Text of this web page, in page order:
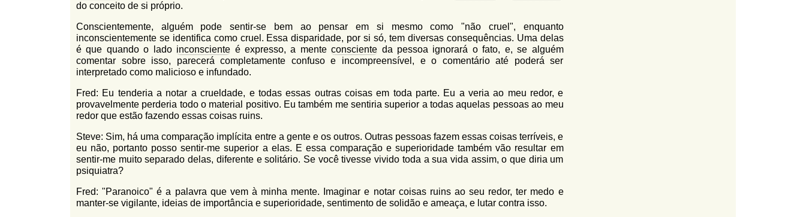
do conceito de si próprio.
Conscientemente, alguém pode sentir-se bem ao pensar em si mesmo como "não cruel", enquanto
inconscientemente se identifica como cruel. Essa disparidade, por si só, tem diversas consequências. Uma delas
é que quando o lado inconsciente é expresso, a menteconsciente da pessoa ignorará o fato, e, se alguém
comentar sobre isso, parecerá completamente confuso e incompreensível, e o comentário até poderá ser
interpretado como malicioso e infundado.
Fred: Eu tenderia a notar a crueldade, e todas essas outras coisas em toda parte. Eu a veria ao meu redor, e
provavelmente perderia todo o material positivo. Eu também me sentiria superior a todas aquelas pessoas ao meu
redor que estão fazendo essas coisas ruins.
Steve: Sim, há uma comparação implícita entre a gente e os outros. Outras pessoas fazem essas coisas terríveis, e
eu não, portanto posso sentir-me superior a elas. E essa comparação e superioridade também vão resultar em
sentir-me muito separado delas, diferente e solitário. Se você tivesse vivido toda a sua vida assim, o que diria um
psiquiatra?
Fred: "Paranoico" é a palavra que vem à minha mente. Imaginar e notar coisas ruins ao seu redor, ter medo e
manter-se vigilante, ideias de importância e superioridade, sentimento de solidão e ameaça, e lutar contra isso.